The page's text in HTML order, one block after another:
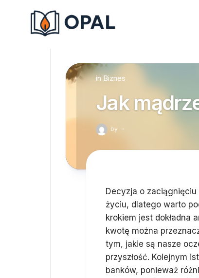
in Biznes
Jak
by ·
Decyzja o
życiu, dlatego warto
krokiem jest dokładna
kwotę można
tym, jakie są nasze
przyszłość. Kolejnym
banków, ponieważ